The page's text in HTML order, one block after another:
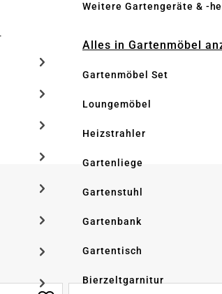
Weitere Gartengeräte & -
Alles in Gartenmöbel
Gartenmöbel Set
Loungemöbel
Heizstrahler
Gartenliege
Gartenstuhl
Gartenbank
Gartentisch
Bierzeltgarnitur